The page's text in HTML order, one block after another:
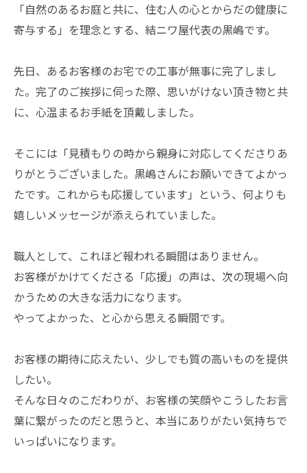
「自然のあるお庭と共に、住む人の心とからだの健康に
寄与する」を理念とする、結ニワ屋代表の黒嶋です。
先日、あるお客様のお宅での工事が無事に完了しまし
た。完了のご挨拶に伺った際、思いがけない頂き物と共
に、心温まるお手紙を頂戴しました。
そこには「見積もりの時から親身に対応してくださりあ
りがとうございました。黒嶋さんにお願いできてよかっ
たです。これからも応援しています」という、何よりも
嬉しいメッセージが添えられていました。
職人として、これほど報われる瞬間はありません。
お客様がかけてくださる「応援」の声は、次の現場へ向
かうための大きな活力になります。
やってよかった、と心から思える瞬間です。
お客様の期待に応えたい、少しでも質の高いものを提供
したい。
そんな日々のこだわりが、お客様の笑顔やこうしたお言
葉に繋がったのだと思うと、本当にありがたい気持ちで
いっぱいになります。